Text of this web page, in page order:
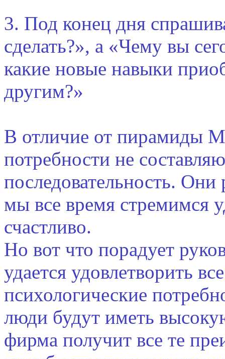
3. Под конец дня
сделать?», а «Чему вы
какие новые навыки
другим?»
В отличие от пирамиды
потребности не
последовательность.
мы все время стремимся
счастливо.
Но вот что порадует
удается удовлетворить
психологические
люди будут иметь
фирма получит все те